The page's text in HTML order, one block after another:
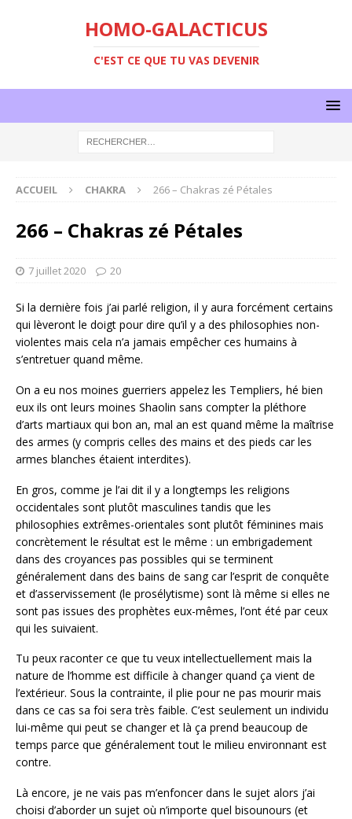
HOMO-GALACTICUS
C'EST CE QUE TU VAS DEVENIR
ACCUEIL CHAKRA 266 – Chakras zé Pétales
266 – Chakras zé Pétales
7 juillet 2020 20
Si la dernière fois j’ai parlé religion, il y aura forcément certains
qui lèveront le doigt pour dire qu’il y a des philosophies non-
violentes mais cela n’a jamais empêcher ces humains à
s’entretuer quand même.
On a eu nos moines guerriers appelez les Templiers, hé bien
eux ils ont leurs moines Shaolin sans compter la pléthore
d’arts martiaux qui bon an, mal an est quand même la maîtrise
des armes (y compris celles des mains et des pieds car les
armes blanches étaient interdites).
En gros, comme je l’ai dit il y a longtemps les religions
occidentales sont plutôt masculines tandis que les
philosophies extrêmes-orientales sont plutôt féminines mais
concrètement le résultat est le même : un embrigadement
dans des croyances pas possibles qui se terminent
généralement dans des bains de sang car l’esprit de conquête
et d’asservissement (le prosélytisme) sont là même si elles ne
sont pas issues des prophètes eux-mêmes, l’ont été par ceux
qui les suivaient.
Tu peux raconter ce que tu veux intellectuellement mais la
nature de l’homme est difficile à changer quand ça vient de
l’extérieur. Sous la contrainte, il plie pour ne pas mourir mais
dans ce cas sa foi sera très faible. C’est seulement un individu
lui-même qui peut se changer et là ça prend beaucoup de
temps parce que généralement tout le milieu environnant est
contre.
Là encore, je ne vais pas m’enfoncer dans le sujet alors j’ai
choisi d’aborder un sujet où n’importe quel bisounours (et